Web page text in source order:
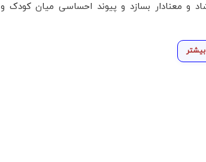
و معنادار بسازد و پیوند احساسی میان کودک و